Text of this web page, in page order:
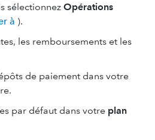
sélectionnez Opérations
à ).
les remboursements et les
de paiement dans votre
par défaut dans votre plan